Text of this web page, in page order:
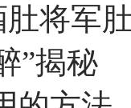
将军
”揭秘